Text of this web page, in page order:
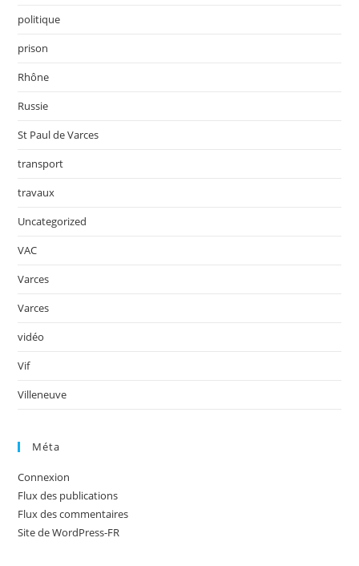
politique
prison
Rhône
Russie
St Paul de Varces
transport
travaux
Uncategorized
VAC
Varces
Varces
vidéo
Vif
Villeneuve
Méta
Connexion
Flux des publications
Flux des commentaires
Site de WordPress-FR